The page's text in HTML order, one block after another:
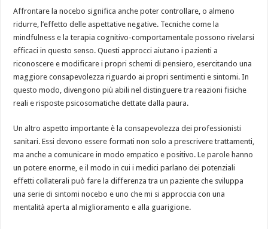
Affrontare la nocebo significa anche poter controllare, o almeno
ridurre, l’effetto delle aspettative negative. Tecniche come la
mindfulness e la terapia cognitivo-comportamentale possono rivelarsi
efficaci in questo senso. Questi approcci aiutano i pazienti a
riconoscere e modificare i propri schemi di pensiero, esercitando una
maggiore consapevolezza riguardo ai propri sentimenti e sintomi. In
questo modo, divengono più abili nel distinguere tra reazioni fisiche
reali e risposte psicosomatiche dettate dalla paura.
Un altro aspetto importante è la consapevolezza dei professionisti
sanitari. Essi devono essere formati non solo a prescrivere trattamenti,
ma anche a comunicare in modo empatico e positivo. Le parole hanno
un potere enorme, e il modo in cui i medici parlano dei potenziali
effetti collaterali può fare la differenza tra un paziente che sviluppa
una serie di sintomi nocebo e uno che mi si approccia con una
mentalità aperta al miglioramento e alla guarigione.